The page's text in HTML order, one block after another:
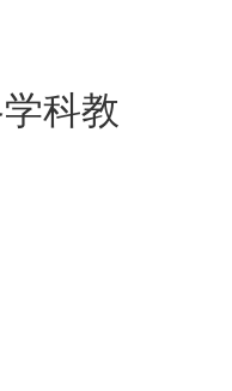
科教